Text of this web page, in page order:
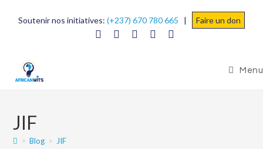
Soutenir nos initiatives: (+237) 670 780 665 | Faire un don
Menu
JIF
> Blog > JIF